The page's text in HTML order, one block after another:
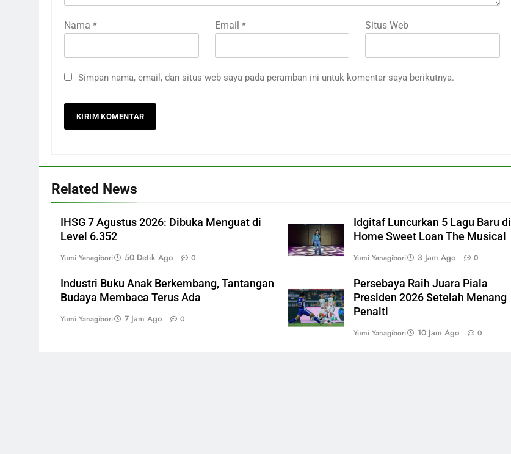
Nama * Email * Situs Web
Simpan nama, email, dan situs web saya pada peramban ini untuk komentar saya berikutnya.
Related News
IHSG 7 Agustus 2026: Dibuka Menguat di
Level 6.352
Yumi Yanagibori 50 Detik Ago 0
Idgitaf Luncurkan 5 Lagu Baru di
Home Sweet Loan The Musical
Yumi Yanagibori 3 Jam Ago 0
Industri Buku Anak Berkembang, Tantangan
Budaya Membaca Terus Ada
Yumi Yanagibori 7 Jam Ago 0
Persebaya Raih Juara Piala
Presiden 2026 Setelah Menang
Penalti
Yumi Yanagibori 10 Jam Ago 0